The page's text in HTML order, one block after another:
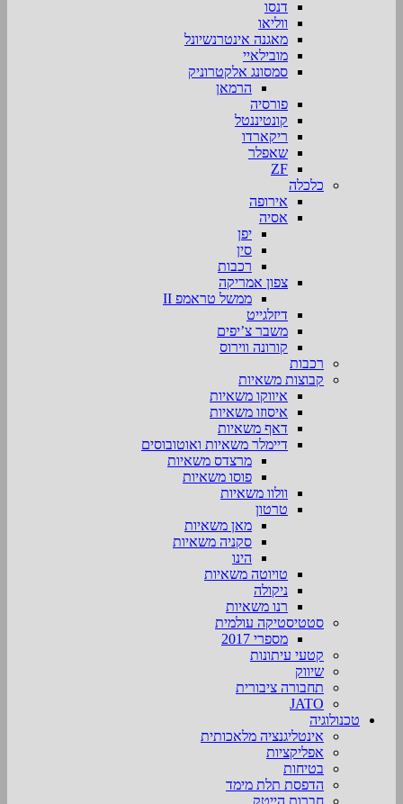
דנסו
ווליאו
מאגנה אינטרנשיונל
מובילאיי
סמסונג אלקטרוניק
הרמאן
פורסיה
קונטיננטל
ריקארדו
שאפלר
ZF
כלכלה
אירופה
אסיה
יפן
סין
רכבות
צפון אמריקה
ממשל טראמפ II
דיזלגייט
משבר צ’יפים
קורונה ווירוס
רכבות
קבוצות משאיות
איווקו משאיות
איסוזו משאיות
דאף משאיות
דיימלר משאיות ואוטובוסים
מרצדס משאיות
פוסו משאיות
וולוו משאיות
טרטון
מאן משאיות
סקניה משאיות
הינו
טויוטה משאיות
ניקולה
רנו משאיות
סטטיסטיקה עולמית
מספרי 2017
קטעי עיתונות
שיווק
תחבורה ציבורית
JATO
טכנולוגיה
אינטליגנציה מלאכותית
אפליקציות
בטיחות
הדפסת תלת מימד
חברות הייטק